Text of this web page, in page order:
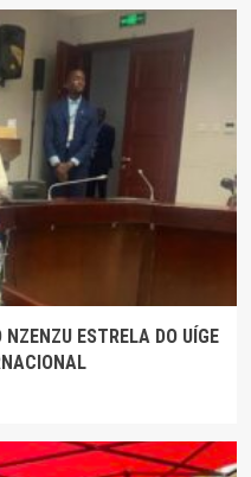
NZENZU ESTRELA DO UÍGE